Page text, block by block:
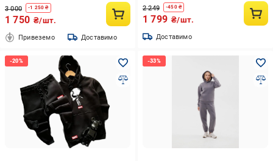
3 000 -1 250 ₴
1 750 ₴/шт.
Привеземо Доставимо
2 249 -450₴
1 799 ₴/шт.
Доставимо